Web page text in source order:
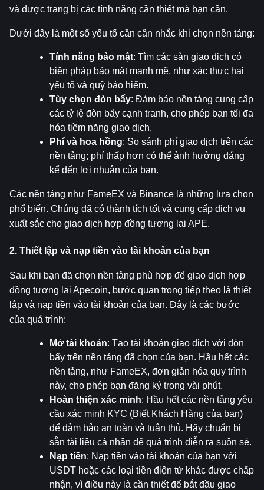
và được trang bị các tính năng cần thiết mà bạn cần.
Dưới đây là một số yếu tố cần cân nhắc khi chọn nền tảng:
Tính năng bảo mật: Tìm các sàn giao dịch có
biện pháp bảo mật mạnh mẽ, như xác thực hai
yếu tố và quỹ bảo hiểm.
Tùy chọn đòn bẩy: Đảm bảo nền tảng cung cấp
các tỷ lệ đòn bẩy cạnh tranh, cho phép bạn tối đa
hóa tiềm năng giao dịch.
Phí và hoa hồng: So sánh phí giao dịch trên các
nền tảng; phí thấp hơn có thể ảnh hưởng đáng
kể đến lợi nhuận của bạn.
Các nền tảng như FameEX và Binance là những lựa chọn
phổ biến. Chúng đã có thành tích tốt và cung cấp dịch vụ
xuất sắc cho giao dịch hợp đồng tương lai APE.
2. Thiết lập và nạp tiền vào tài khoản của bạn
Sau khi bạn đã chọn nền tảng phù hợp để giao dịch hợp
đồng tương lai Apecoin, bước quan trọng tiếp theo là thiết
lập và nạp tiền vào tài khoản của bạn. Đây là các bước
của quá trình:
Mở tài khoản: Tạo tài khoản giao dịch với đòn
bẩy trên nền tảng đã chọn của bạn. Hầu hết các
nền tảng, như FameEX, đơn giản hóa quy trình
này, cho phép bạn đăng ký trong vài phút.
Hoàn thiện xác minh: Hầu hết các nền tảng yêu
cầu xác minh KYC (Biết Khách Hàng của bạn)
để đảm bảo an toàn và tuân thủ. Hãy chuẩn bị
sẵn tài liệu cá nhân để quá trình diễn ra suôn sẻ.
Nạp tiền: Nạp tiền vào tài khoản của bạn với
USDT hoặc các loại tiền điện tử khác được chấp
nhận, vì điều này là cần thiết để bắt đầu giao